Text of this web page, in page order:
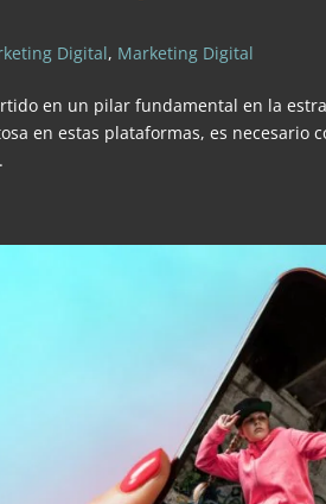
Digital, Marketing Digital
en un pilar fundamental en la
en estas plataformas, es